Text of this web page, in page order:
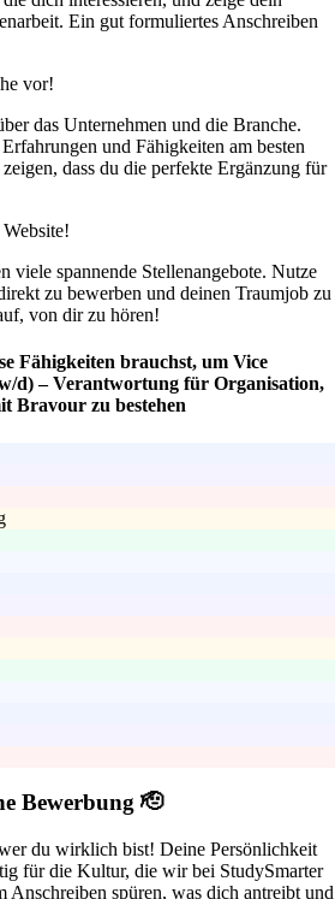
Ein gut formuliertes Anschreiben
vor!
das Unternehmen und die Branche.
und Fähigkeiten am besten
dass du die perfekte Ergänzung für
viele spannende Stellenangebote. Nutze
zu bewerben und deinen Traumjob zu
von dir zu hören!
Fähigkeiten brauchst, um Vice
d) – Verantwortung für Organisation,
Bravour zu bestehen
Bewerbung 🫡
du wirklich bist! Deine Persönlichkeit
für die Kultur, die wir bei StudySmarter
Anschreiben spüren, was dich antreibt und